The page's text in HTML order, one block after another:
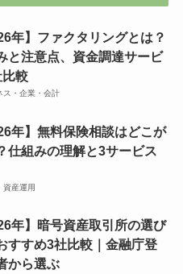
年】ファクタリングとは？
と注意点、資金調達サービ
比較
ス・企業・会計
年】無料保険相談はどこが
仕組みの理解と3サービス
資産運用
年】暗号資産取引所の選び
すすめ3社比較｜金融庁登
から選ぶ